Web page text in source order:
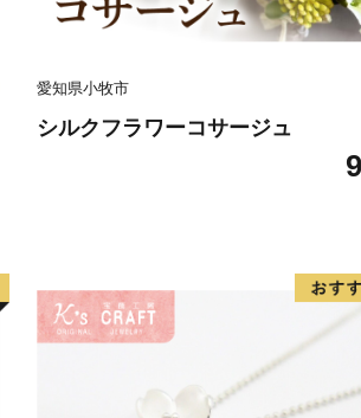
【ボートレ
場です。
お客さんで
愛知県小牧市
シルクフラワーコサージュ